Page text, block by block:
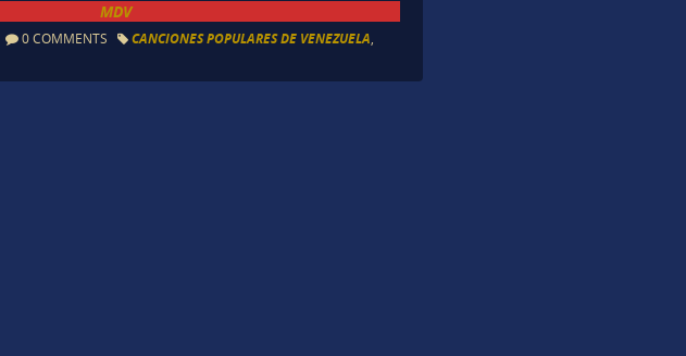
MDV
0 COMMENTS CANCIONES POPULARES DE VENEZUELA